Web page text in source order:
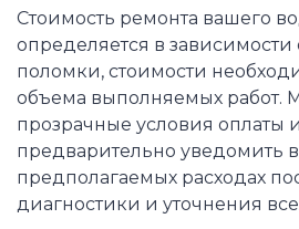
Стоимость ремонта вашего
определяется в зависимости
поломки, стоимости
объема выполняемых работ.
прозрачные условия оплаты
предварительно уведомить
предполагаемых расходах
диагностики и уточнения